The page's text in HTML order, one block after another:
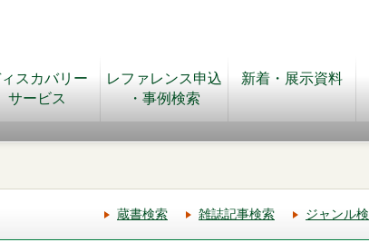
スカバリー
サービス
レファレンス申込
・事例検索
新着・展示資料
蔵書検索 雑誌記事検索 ジャンル